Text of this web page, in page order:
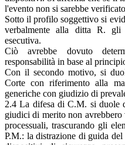
l'evento non si sarebbe
Sotto il profilo soggettivo si
verbalmente alla ditta R. gli
esecutiva.
Ciò avrebbe dovuto
responsabilità in base al
Con il secondo motivo, si
Corte con riferimento alla
generiche con giudizio di
2.4 La difesa di C.M. si duole
giudici di merito non avrebbero
processuali, trascurando gli
P.M.: la distrazione di guida